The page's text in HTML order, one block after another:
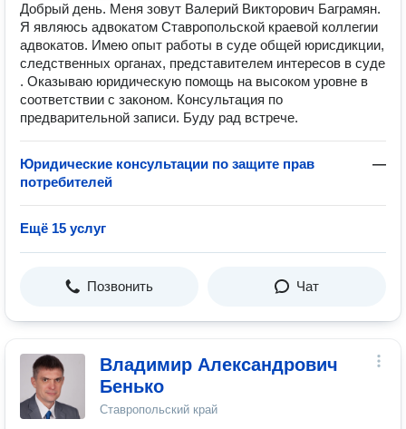
Добрый день. Меня зовут Валерий Викторович Баграмян.
Я являюсь адвокатом Ставропольской краевой коллегии
адвокатов. Имею опыт работы в суде общей юрисдикции,
следственных органах, представителем интересов в суде
. Оказываю юридическую помощь на высоком уровне в
соответствии с законом. Консультация по
предварительной записи. Буду рад встрече.
Юридические консультации по защите прав
потребителей
—
Ещё 15 услуг
Позвонить Чат
Владимир Александрович
Бенько
Ставропольский край